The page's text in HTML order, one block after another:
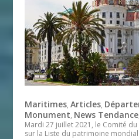
Maritimes,Articles,
Monument, News Tendance
Mardi 27 juillet 2021, le Comité
sur la Liste du patrimoine mondial